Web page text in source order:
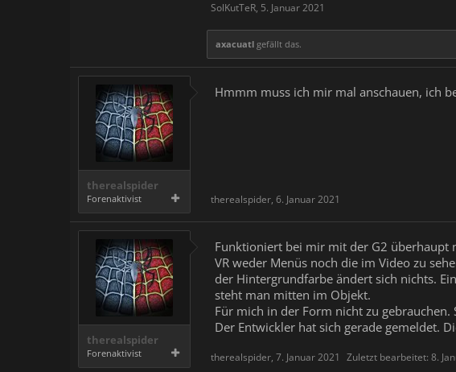
SolKutTeR, 5. Januar 2021
axacuatl gefällt das.
therealspider
Forenaktivist
Hmmm muss ich mir mal anschauen, ich
therealspider, 6. Januar 2021
therealspider
Forenaktivist
Funktioniert bei mir mit der G2 überhaupt
VR weder Menüs noch die im Video zu
der Hintergrundfarbe ändert sich nichts.
steht man mitten im Objekt.
Für mich in der Form nicht zu gebrauchen.
Der Entwickler hat sich gerade gemeldet.
therealspider, 7. Januar 2021 Zuletzt bearbeitet: 8.